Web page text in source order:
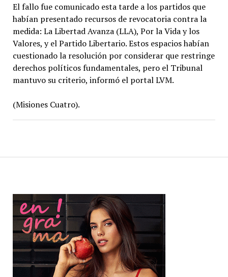
El fallo fue comunicado esta tarde a los partidos que
habían presentado recursos de revocatoria contra la
medida: La Libertad Avanza (LLA), Por la Vida y los
Valores, y el Partido Libertario. Estos espacios habían
cuestionado la resolución por considerar que restringe
derechos políticos fundamentales, pero el Tribunal
mantuvo su criterio, informó el portal LVM.
(Misiones Cuatro).